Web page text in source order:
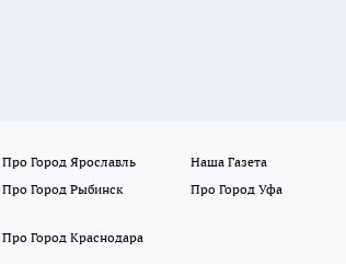
Про Город Ярославль Наша Газета
Про Город Рыбинск Про Город Уфа
Про Город Краснодара